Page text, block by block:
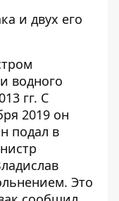
и двух его
водного
гг. С
2019 он
подал в
Это